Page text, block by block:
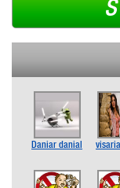
Daniar danial